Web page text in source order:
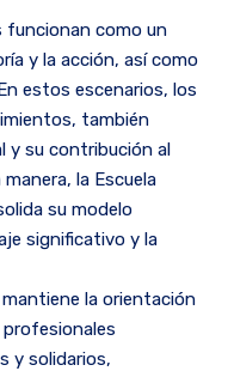
funcionan como un
y la acción, así como
estos escenarios, los
también
y su contribución al
la Escuela
su modelo
significativo y la
la orientación
y solidarios,